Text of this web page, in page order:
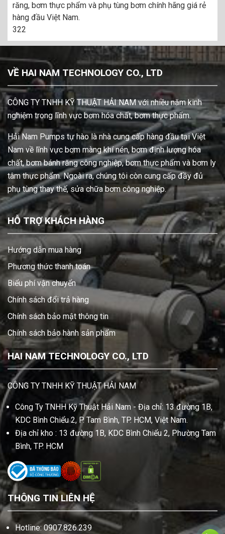
răng, bơm thực phẩm và phụ tùng bơm chính hãng giá rẻ
hàng đầu Việt Nam.
322
VỀ HAI NAM TECHNOLOGY CO., LTD
CÔNG TY TNHH KỸ THUẬT HẢI NAM với nhiều năm kinh
nghiệm trong lĩnh vực bơm hóa chất, bơm thực phẩm.
Hải Nam Pumps tự hào là nhà cung cấp hàng đầu tại Việt
Nam về lĩnh vực bơm màng khí nén, bơm định lượng hóa
chất, bơm bánh răng công nghiệp, bơm thực phẩm và bơm ly
tâm thực phẩm. Ngoài ra, chúng tôi còn cung cấp đầy đủ
phụ tùng thay thế, sửa chữa bơm công nghiệp.
HỖ TRỢ KHÁCH HÀNG
Hướng dẫn mua hàng
Phương thức thanh toán
Biểu phí vận chuyển
Chính sách đổi trả hàng
Chính sách bảo mật thông tin
Chính sách bảo hành sản phẩm
HAI NAM TECHNOLOGY CO., LTD
CÔNG TY TNHH KỸ THUẬT HẢI NAM
Công Ty TNHH Kỹ Thuật Hải Nam - Địa chỉ: 13 đường 1B,
KDC Bình Chiểu 2, P. Tam Bình, TP. HCM, Việt Nam.
Địa chỉ kho : 13 đường 1B, KDC Bình Chiểu 2, Phường Tam
Bình, TP. HCM
THÔNG TIN LIÊN HỆ
Hotline: 0907.826.239